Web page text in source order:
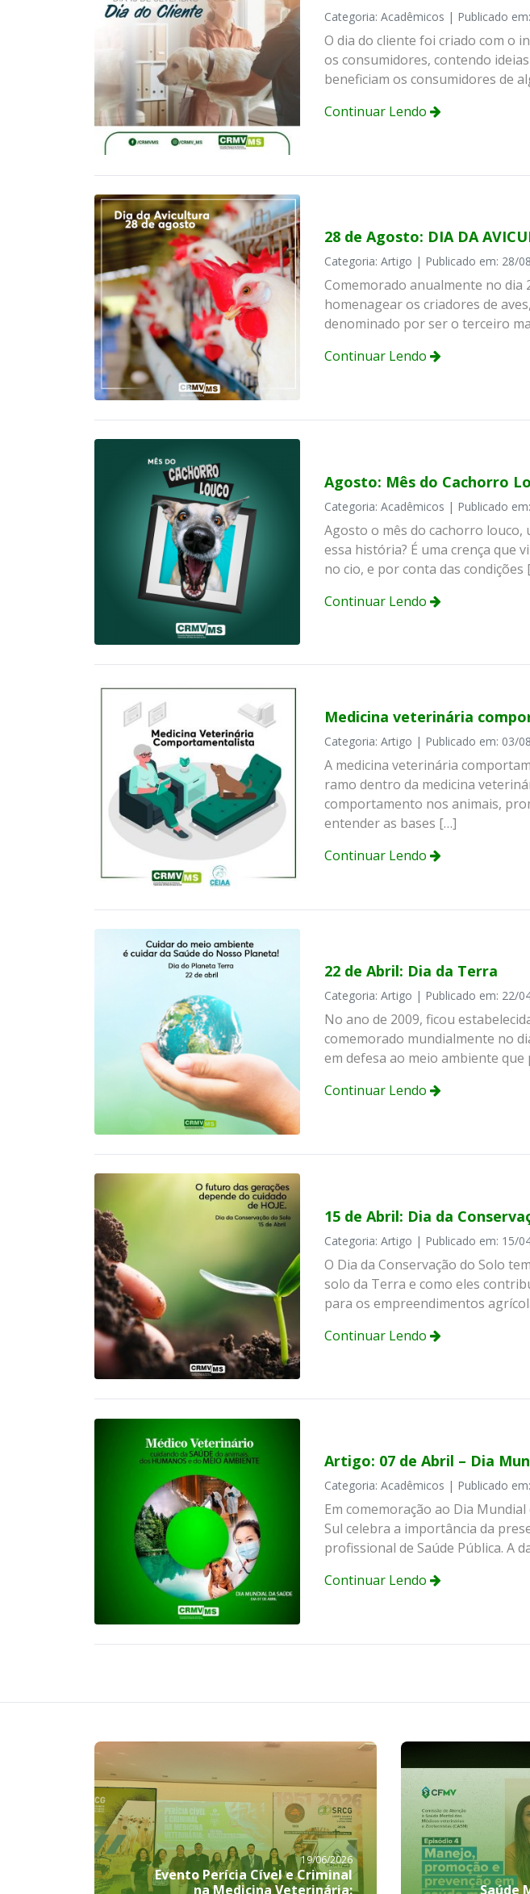
Categoria: Acadêmicos | Publicado
O dia do cliente foi criado com o
os consumidores, contendo
beneficiam os consumidores de
Continuar Lendo
28 de Agosto: DIA DA
Categoria: Artigo | Publicado em: 28/
Comemorado anualmente no dia
homenagear os criadores de
denominado por ser o terceiro
Continuar Lendo
Agosto: Mês do Cachorro
Categoria: Acadêmicos | Publicado
Agosto o mês do cachorro louco,
essa história? É uma crença que
no cio, e por conta das condições
Continuar Lendo
Medicina veterinária
Categoria: Artigo | Publicado em: 03/
A medicina veterinária
ramo dentro da medicina
comportamento nos animais,
entender as bases […]
Continuar Lendo
22 de Abril: Dia da Terra
Categoria: Artigo | Publicado em: 22/
No ano de 2009, ficou
comemorado mundialmente no
em defesa ao meio ambiente
Continuar Lendo
15 de Abril: Dia da
Categoria: Artigo | Publicado em: 15/
O Dia da Conservação do Solo
solo da Terra e como eles
para os empreendimentos
Continuar Lendo
Artigo: 07 de Abril – Dia
Categoria: Acadêmicos | Publicado
Em comemoração ao Dia
Sul celebra a importância da
profissional de Saúde Pública. A
Continuar Lendo
19/06/2026
Evento Perícia Cível e Criminal
na Medicina Veterinária:
Saúde